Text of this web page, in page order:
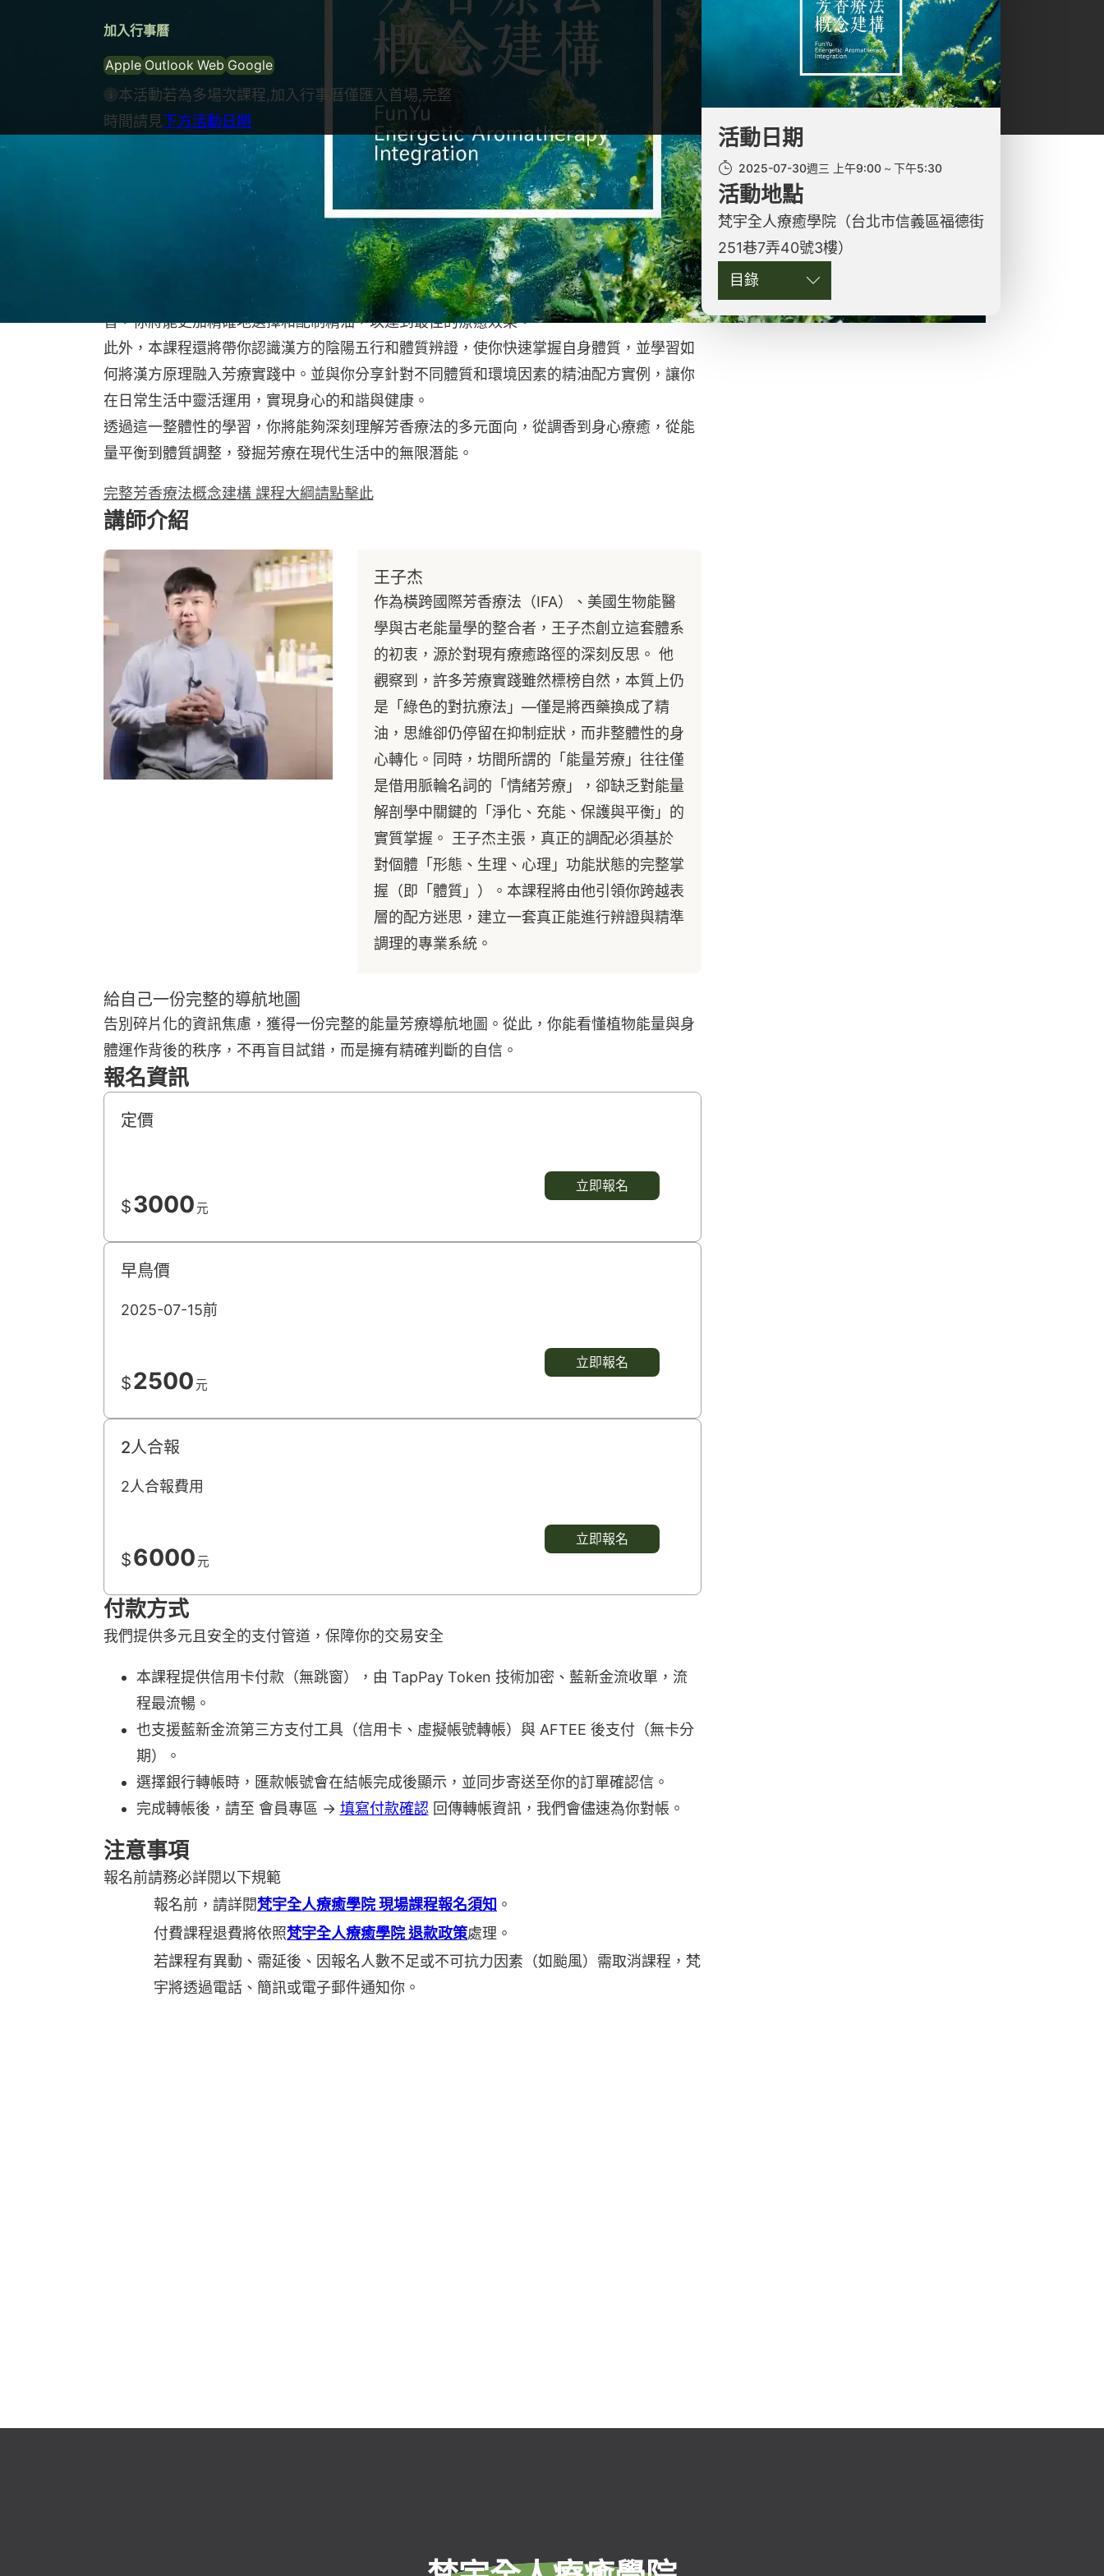
加入行事曆
Apple Outlook Web Google
本活動若為多場次課程,加入行事曆僅匯入首場,完整
時間請見下方活動日期
探索芳療的精髓，體驗精油的能量奧秘。在芳香療法概念建構中，將引領你探索精油的香
氣、能量與化學分子間的聯繫，啟發你對精油多維度的感知與認識。從基礎概念到實際的應
用，你將學會如何利用精油對生理、情緒、心理及體質的全面影響，實現整體性療癒。
課程將跨越傳統與現代芳療的界限，從解剖學、生理學到能量解剖學（脈輪）的探討，橋接
了古今知識與科學，讓你全面理解人體與精油間微妙而深刻的聯繫。通過這種跨領域的學
習，你將能更加精確地選擇和配制精油，以達到最佳的療癒效果。
此外，本課程還將帶你認識漢方的陰陽五行和體質辨證，使你快速掌握自身體質，並學習如
何將漢方原理融入芳療實踐中。並與你分享針對不同體質和環境因素的精油配方實例，讓你
在日常生活中靈活運用，實現身心的和諧與健康。
透過這一整體性的學習，你將能夠深刻理解芳香療法的多元面向，從調香到身心療癒，從能
量平衡到體質調整，發掘芳療在現代生活中的無限潛能。
完整芳香療法概念建構 課程大綱請點擊此
講師介紹
王子杰
作為橫跨國際芳香療法（IFA）、美國生物能醫
學與古老能量學的整合者，王子杰創立這套體系
的初衷，源於對現有療癒路徑的深刻反思。 他
觀察到，許多芳療實踐雖然標榜自然，本質上仍
是「綠色的對抗療法」—僅是將西藥換成了精
油，思維卻仍停留在抑制症狀，而非整體性的身
心轉化。同時，坊間所謂的「能量芳療」往往僅
是借用脈輪名詞的「情緒芳療」，卻缺乏對能量
解剖學中關鍵的「淨化、充能、保護與平衡」的
實質掌握。 王子杰主張，真正的調配必須基於
對個體「形態、生理、心理」功能狀態的完整掌
握（即「體質」）。本課程將由他引領你跨越表
層的配方迷思，建立一套真正能進行辨證與精準
調理的專業系統。
給自己一份完整的導航地圖
告別碎片化的資訊焦慮，獲得一份完整的能量芳療導航地圖。從此，你能看懂植物能量與身
體運作背後的秩序，不再盲目試錯，而是擁有精確判斷的自信。
報名資訊
定價
$3000元
立即報名
早鳥價
2025-07-15前
$2500元
立即報名
2人合報
2人合報費用
$6000元
立即報名
付款方式
我們提供多元且安全的支付管道，保障你的交易安全
本課程提供信用卡付款（無跳窗），由 TapPay Token 技術加密、藍新金流收單，流
程最流暢。
也支援藍新金流第三方支付工具（信用卡、虛擬帳號轉帳）與 AFTEE 後支付（無卡分
期）。
選擇銀行轉帳時，匯款帳號會在結帳完成後顯示，並同步寄送至你的訂單確認信。
完成轉帳後，請至 會員專區 → 填寫付款確認回傳轉帳資訊，我們會儘速為你對帳。
注意事項
報名前請務必詳閱以下規範
報名前，請詳閱梵宇全人療癒學院 現場課程報名須知 。
付費課程退費將依照梵宇全人療癒學院 退款政策處理。
若課程有異動、需延後、因報名人數不足或不可抗力因素（如颱風）需取消課程，梵
宇將透過電話、簡訊或電子郵件通知你。
活動日期
2025-07-30週三 上午9:00 下午5:30
活動地點
梵宇全人療癒學院（台北市信義區福德街
251巷7弄40號3樓）
目錄